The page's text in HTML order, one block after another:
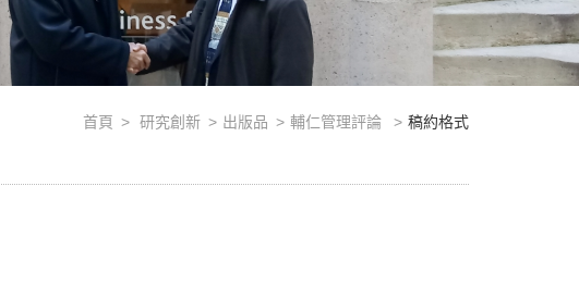
首頁 研究創新 出版品 輔仁管理評論 稿約格式